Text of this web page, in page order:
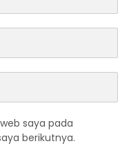
saya pada
berikutnya.